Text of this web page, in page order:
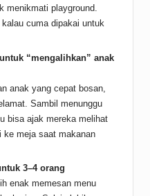
menikmati playground.
cuma dipakai untuk
“mengalihkan” anak
anak yang cepat bosan,
Sambil menunggu
bisa ajak mereka melihat
ke meja saat makanan
3–4 orang
enak memesan menu